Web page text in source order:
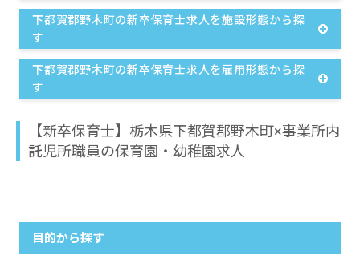
下都賀郡野木町の新卒保育士求人を施設形態から探
す
下都賀郡野木町の新卒保育士求人を雇用形態から探
す
【新卒保育士】栃木県下都賀郡野木町×事業所内
託児所職員の保育園・幼稚園求人
目的から探す